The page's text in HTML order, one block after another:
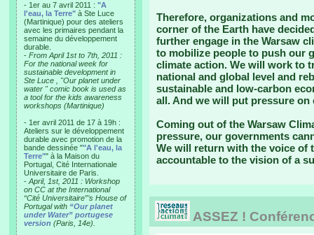
- 1er au 7 avril 2011 : "A
l'eau, la Terre" à Ste Luce
(Martinique) pour des ateliers
avec les primaires pendant la
semaine du développement
durable.
- From April 1st to 7th, 2011 :
For the national week for
sustainable development in
Ste Luce , "Our planet under
water " comic book is used as
a tool for the kids awareness
workshops (Martinique)
- 1er avril 2011 de 17 à 19h :
Ateliers sur le développement
durable avec promotion de la
bande dessinée ""A l'eau, la
Terre"" à la Maison du
Portugal, Cité Internationale
Universitaire de Paris.
- April, 1st, 2011 : Workshop
on CC at the International
“Cité Universitaire”’s House of
Portugal with “Our planet
under Water” portugese
version (Paris, 14e).
Therefore, organizations and
corner of the Earth have
further engage in the Warsaw
to mobilize people to push our
climate action. We will work to
national and global level and
sustainable and low-carbon
all. And we will put pressure on
Coming out of the Warsaw
pressure, our governments
We will return with the voice of
accountable to the vision of a
ASSEZ !